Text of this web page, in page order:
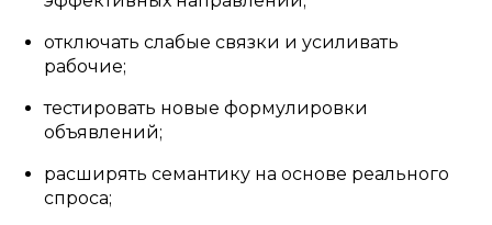
отключать слабые связки и усиливать
рабочие;
тестировать новые формулировки
объявлений;
расширять семантику на основе реального
спроса;